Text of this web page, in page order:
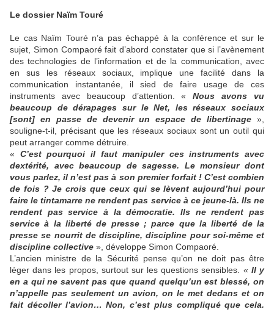
Le dossier Naïm Touré
Le cas Naïm Touré n’a pas échappé à la conférence et sur le
sujet, Simon Compaoré fait d’abord constater que si l’avènement
des technologies de l’information et de la communication, avec
en sus les réseaux sociaux, implique une facilité dans la
communication instantanée, il sied de faire usage de ces
instruments avec beaucoup d’attention. «Nous avons vu
beaucoup de dérapages sur le Net, les réseaux sociaux
[sont] en passe de devenir un espace de libertinage »,
souligne-t-il, précisant que les réseaux sociaux sont un outil qui
peut arranger comme détruire.
« C’est pourquoi il faut manipuler ces instruments avec
dextérité, avec beaucoup de sagesse. Le monsieur dont
vous parlez, il n’est pas à son premier forfait ! C’est combien
de fois ? Je crois que ceux qui se lèvent aujourd’hui pour
faire le tintamarre ne rendent pas service à ce jeune-là. Ils ne
rendent pas service à la démocratie. Ils ne rendent pas
service à la liberté de presse ; parce que la liberté de la
presse se nourrit de discipline, discipline pour soi-même et
discipline collective », développe Simon Compaoré.
L’ancien ministre de la Sécurité pense qu’on ne doit pas être
léger dans les propos, surtout sur les questions sensibles. « Il y
en a qui ne savent pas que quand quelqu’un est blessé, on
n’appelle pas seulement un avion, on le met dedans et on
fait décoller l’avion… Non, c’est plus compliqué que cela.